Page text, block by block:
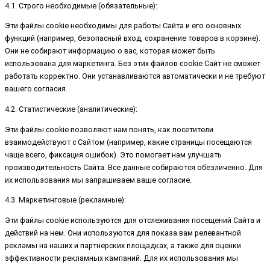
4.1. Строго необходимые (обязательные):
Эти файлы cookie необходимы для работы Сайта и его основных
функций (например, безопасный вход, сохранение товаров в корзине).
Они не собирают информацию о вас, которая может быть
использована для маркетинга. Без этих файлов cookie Сайт не сможет
работать корректно. Они устанавливаются автоматически и не требуют
вашего согласия.
4.2. Статистические (аналитические):
Эти файлы cookie позволяют нам понять, как посетители
взаимодействуют с Сайтом (например, какие страницы посещаются
чаще всего, фиксация ошибок). Это помогает нам улучшать
производительность Сайта. Все данные собираются обезличенно. Для
их использования мы запрашиваем ваше согласие.
4.3. Маркетинговые (рекламные):
Эти файлы cookie используются для отслеживания посещений Сайта и
действий на нем. Они используются для показа вам релевантной
рекламы на наших и партнерских площадках, а также для оценки
эффективности рекламных кампаний. Для их использования мы